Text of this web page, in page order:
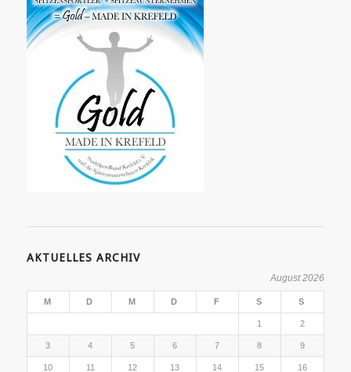
AKTUELLES ARCHIV
August 2026
M D M D F S S
1 2
3 4 5 6 7 8 9
10 11 12 13 14 15 16